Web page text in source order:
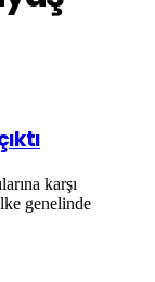
karşı
genelinde